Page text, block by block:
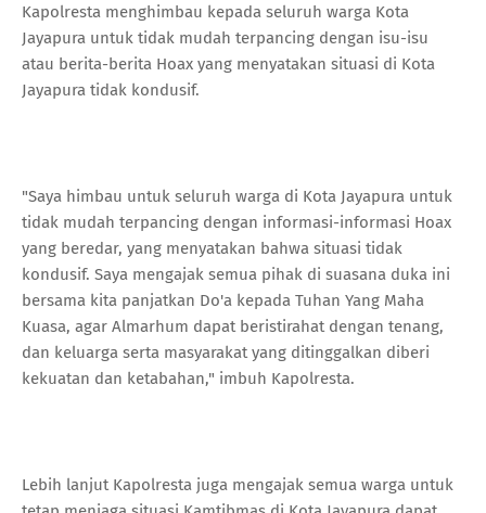
Kapolresta menghimbau kepada seluruh warga Kota
Jayapura untuk tidak mudah terpancing dengan isu-isu
atau berita-berita Hoax yang menyatakan situasi di Kota
Jayapura tidak kondusif.
"Saya himbau untuk seluruh warga di Kota Jayapura untuk
tidak mudah terpancing dengan informasi-informasi Hoax
yang beredar, yang menyatakan bahwa situasi tidak
kondusif. Saya mengajak semua pihak di suasana duka ini
bersama kita panjatkan Do'a kepada Tuhan Yang Maha
Kuasa, agar Almarhum dapat beristirahat dengan tenang,
dan keluarga serta masyarakat yang ditinggalkan diberi
kekuatan dan ketabahan," imbuh Kapolresta.
Lebih lanjut Kapolresta juga mengajak semua warga untuk